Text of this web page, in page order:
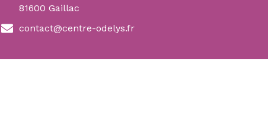
81600 Gaillac
contact@centre-odelys.fr